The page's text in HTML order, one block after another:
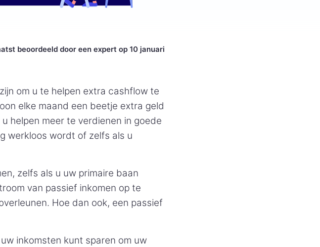
beoordeeld door een expert op 10 januari
om u te helpen extra cashflow te
elke maand een beetje extra geld
helpen meer te verdienen in goede
werkloos wordt of zelfs als u
zelfs als u uw primaire baan
van passief inkomen op te
Hoe dan ook, een passief
inkomsten kunt sparen om uw